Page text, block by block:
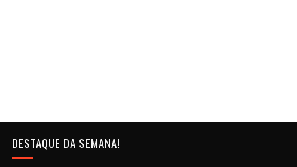
DESTAQUE DA SEMANA!